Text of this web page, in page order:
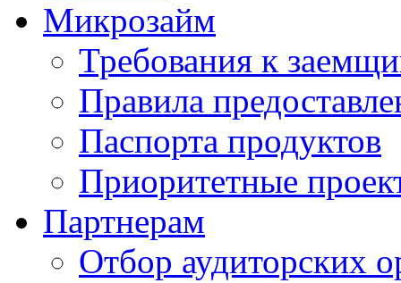
Микрозайм
Требования к
Правила
Паспорта продуктов
Приоритетные
Партнерам
Отбор аудиторских